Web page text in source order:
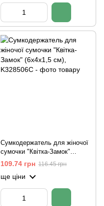
Сумкодержатель для жіночої
сумочки "Квітка-Замок"
(6х4х1,5 см)
109.74 грн 116.45 грн
ще ціни